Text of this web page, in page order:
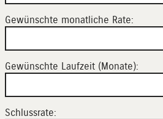
Gewünschte monatliche Rate:
Gewünschte Laufzeit (Monate):
Schlussrate: